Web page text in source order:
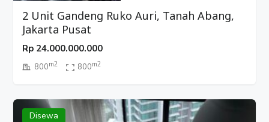
2 Unit Gandeng Ruko Auri, Tanah Abang,
Jakarta Pusat
Rp 24.000.000.000
800m2 800m2
Disewa